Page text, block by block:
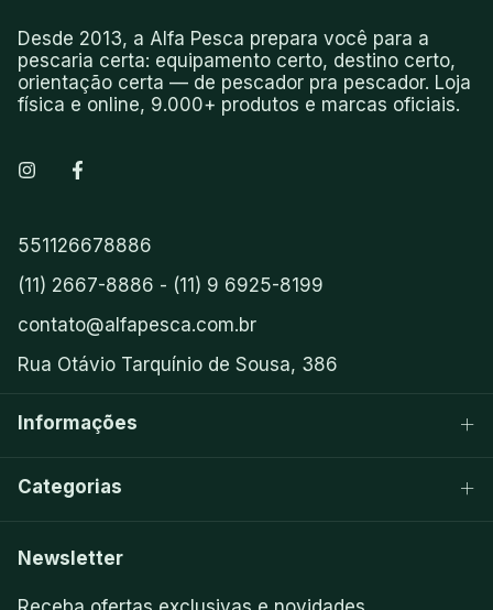
Desde 2013, a Alfa Pesca prepara você para a
pescaria certa: equipamento certo, destino certo,
orientação certa — de pescador pra pescador. Loja
física e online, 9.000+ produtos e marcas oficiais.
551126678886
(11) 2667-8886 - (11) 9 6925-8199
contato@alfapesca.com.br
Rua Otávio Tarquínio de Sousa, 386
Informações
Categorias
Newsletter